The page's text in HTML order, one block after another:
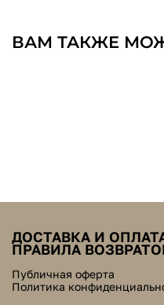
ВАМ ТАКЖЕ
ДОСТАВКА И
ПРАВИЛА
Публичная оферта
Политика